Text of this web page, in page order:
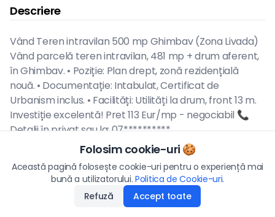
Descriere
Vând Teren intravilan 500 mp Ghimbav (Zona Livada)
Vând parcelă teren intravilan, 481 mp + drum aferent,
în Ghimbav. • Poziție: Plan drept, zonă rezidențială
nouă. • Documentație: Intabulat, Certificat de
Urbanism inclus. • Facilități: Utilități la drum, front 13 m.
Investiție excelentă! Pret 113 Eur/mp - negociabil 📞
Detalii în privat sau la: 07**********
Hartă
Preț
113€
21.01.2026
Aplică
Folosim cookie-uri 🍪
Această pagină folosește cookie-uri pentru o experiență mai
bună a utilizatorului. Politica de Cookie-uri.
Refuză
Accept toate